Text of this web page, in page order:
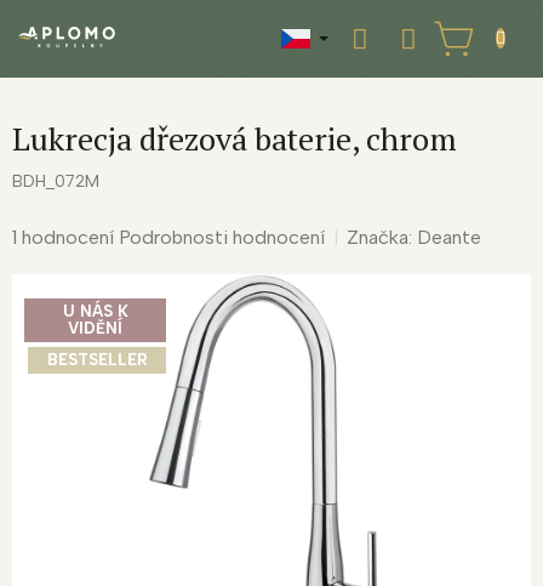
NÁKUPNÍ
KOŠÍK
Lukrecja dřezová baterie, chrom
BDH_072M
Průměrné
5,0
1 hodnocení Podrobnosti hodnocení Značka: Deante
U NÁS K
VIDĚNÍ
BESTSELLER